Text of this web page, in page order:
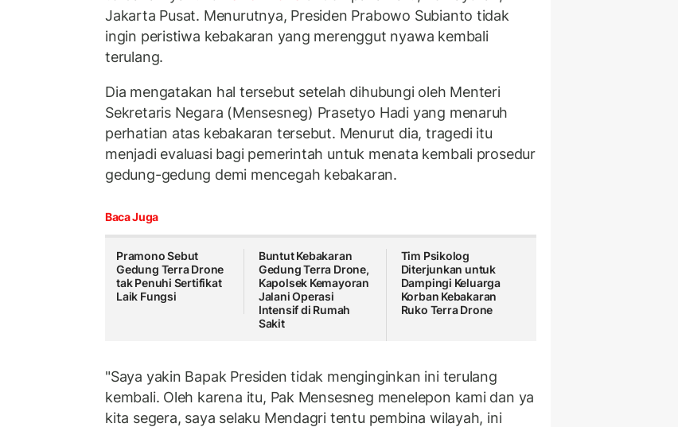
Jakarta Pusat. Menurutnya, Presiden Prabowo Subianto tidak
ingin peristiwa kebakaran yang merenggut nyawa kembali
terulang.
Dia mengatakan hal tersebut setelah dihubungi oleh Menteri
Sekretaris Negara (Mensesneg) Prasetyo Hadi yang menaruh
perhatian atas kebakaran tersebut. Menurut dia, tragedi itu
menjadi evaluasi bagi pemerintah untuk menata kembali prosedur
gedung-gedung demi mencegah kebakaran.
Baca Juga
Pramono Sebut
Gedung Terra Drone
tak Penuhi Sertifikat
Laik Fungsi
Buntut Kebakaran
Gedung Terra Drone,
Kapolsek Kemayoran
Jalani Operasi
Intensif di Rumah
Sakit
Tim Psikolog
Diterjunkan untuk
Dampingi Keluarga
Korban Kebakaran
Ruko Terra Drone
"Saya yakin Bapak Presiden tidak menginginkan ini terulang
kembali. Oleh karena itu, Pak Mensesneg menelepon kami dan ya
kita segera, saya selaku Mendagri tentu pembina wilayah, ini